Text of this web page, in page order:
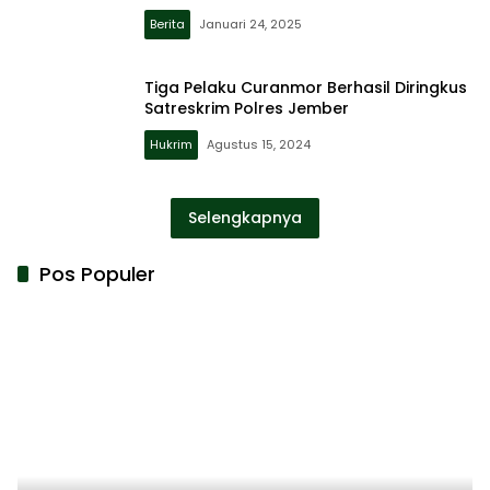
Berita Januari 24, 2025
Tiga Pelaku Curanmor Berhasil Diringkus
Satreskrim Polres Jember
Hukrim Agustus 15, 2024
Selengkapnya
Pos Populer